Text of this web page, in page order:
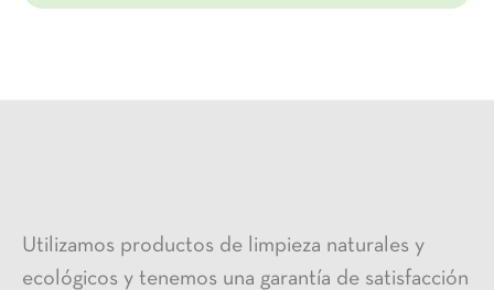
Utilizamos productos de limpieza naturales y
ecológicos y tenemos una garantía de satisfacción